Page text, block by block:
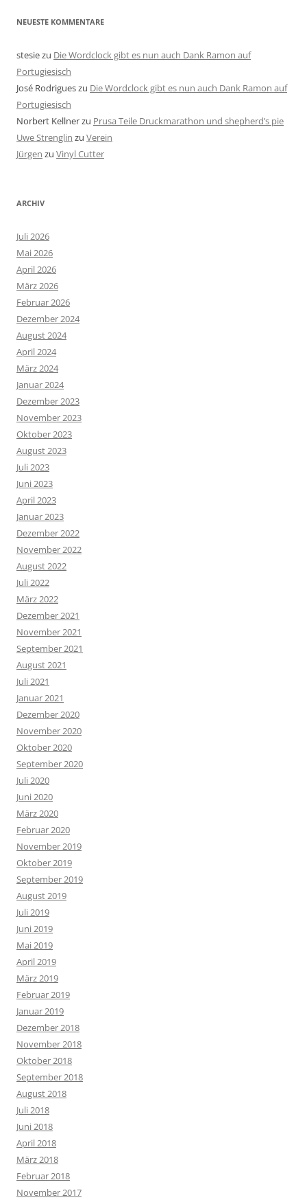
NEUESTE KOMMENTARE
stesiezu Die Wordclock gibt es nun auch Dank Ramon auf
Portugiesisch
José Rodrigueszu Die Wordclock gibt es nun auch Dank Ramon auf
Portugiesisch
Norbert Kellnerzu Prusa Teile Druckmarathon und shepherd’s pie
Uwe Strenglin zu Verein
Jürgen zu Vinyl Cutter
ARCHIV
Juli 2026
Mai 2026
April 2026
März 2026
Februar 2026
Dezember 2024
August 2024
April 2024
März 2024
Januar 2024
Dezember 2023
November 2023
Oktober 2023
August 2023
Juli 2023
Juni 2023
April 2023
Januar 2023
Dezember 2022
November 2022
August 2022
Juli 2022
März 2022
Dezember 2021
November 2021
September 2021
August 2021
Juli 2021
Januar 2021
Dezember 2020
November 2020
Oktober 2020
September 2020
Juli 2020
Juni 2020
März 2020
Februar 2020
November 2019
Oktober 2019
September 2019
August 2019
Juli 2019
Juni 2019
Mai 2019
April 2019
März 2019
Februar 2019
Januar 2019
Dezember 2018
November 2018
Oktober 2018
September 2018
August 2018
Juli 2018
Juni 2018
April 2018
März 2018
Februar 2018
November 2017